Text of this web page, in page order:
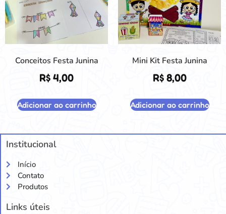
Conceitos Festa Junina
R$ 4,00
Adicionar ao carrinho
Mini Kit Festa Junina
R$8,00
Adicionar ao carrinho
Institucional
Início
Contato
Produtos
Links úteis